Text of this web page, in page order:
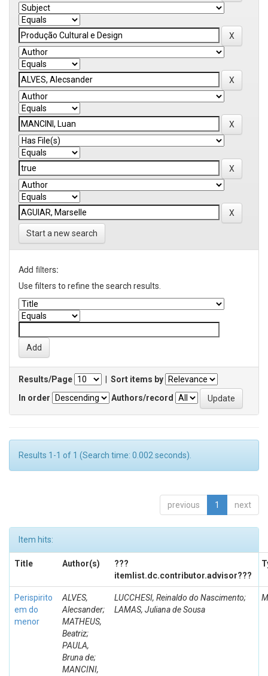
Start a new search
Add filters:
Use filters to refine the search results.
Results/Page
Sort items by
In order
Authors/record
Results 1-1 of 1 (Search time: 0.002 seconds).
previous 1 next
Item hits:
Title Author(s)
???
itemlist.dc.contributor.advisor???
Perispirito
em do
menor
ALVES,
Alecsander;
MATHEUS,
Beatriz;
PAULA,
Bruna de;
MANCINI,
LUCCHESI, Reinaldo do Nascimento;
LAMAS, Juliana de Sousa